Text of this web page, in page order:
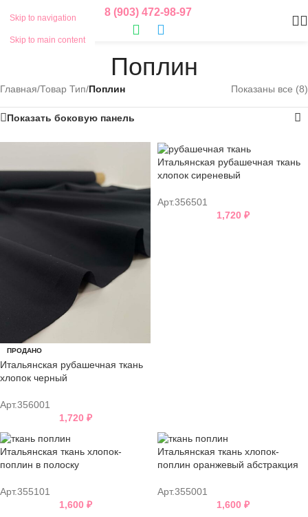
Skip to navigation
Skip to main content
8 (903) 472-98-97
Поплин
Главная/Товар Тип/Поплин Показаны все (8)
Показать боковую панель
ПРОДАНО
Итальянская рубашечная ткань
хлопок черный
Арт.356001
1,720 ₽
Итальянская рубашечная ткань
хлопок сиреневый
Арт.356501
1,720 ₽
Итальянская ткань хлопок-
поплин в полоску
Арт.355101
1,600 ₽
Итальянская ткань хлопок-
поплин оранжевый абстракция
Арт.355001
1,600 ₽